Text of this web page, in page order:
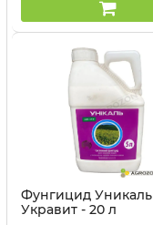
Фунгицид Уникаль
Укравит - 20 л